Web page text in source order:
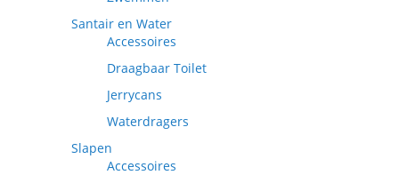
Santair en Water
Accessoires
Draagbaar Toilet
Jerrycans
Waterdragers
Slapen
Accessoires